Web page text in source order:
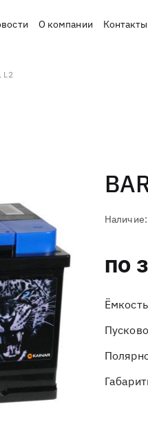
О компании Контакты
L2
Наличие:
по
Ёмкость